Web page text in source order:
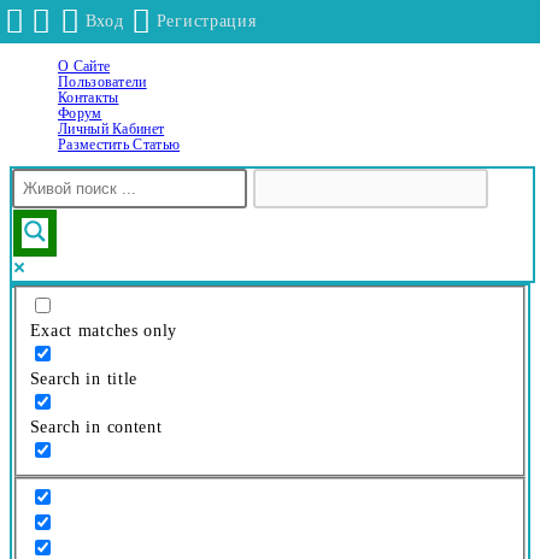
Перейти
содержимому
О Сайте
Пользователи
Контакты
Форум
Личный Кабинет
Разместить Статью
Exact matches only
Search in title
Search in content
Вход Регистрация